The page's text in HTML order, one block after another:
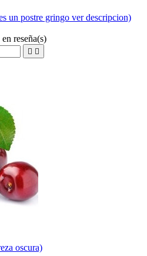
un postre gringo ver descripcion)
en reseña(s)
 
oscura)